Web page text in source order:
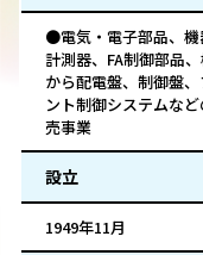
●電気・電子部品、機
計測器、FA制御部品
から配電盤、制御盤、
ント制御システムなど
売事業
設立
1949年11月